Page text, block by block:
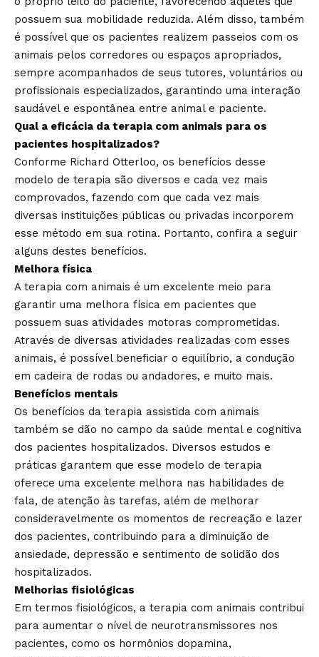
possuem sua mobilidade reduzida. Além disso, também
é possível que os pacientes realizem passeios com os
animais pelos corredores ou espaços apropriados,
sempre acompanhados de seus tutores, voluntários ou
profissionais especializados, garantindo uma interação
saudável e espontânea entre animal e paciente.
Qual a eficácia da terapia com animais para os
pacientes hospitalizados?
Conforme Richard Otterloo, os benefícios desse
modelo de terapia são diversos e cada vez mais
comprovados, fazendo com que cada vez mais
diversas instituições públicas ou privadas incorporem
esse método em sua rotina. Portanto, confira a seguir
alguns destes benefícios.
Melhora física
A terapia com animais é um excelente meio para
garantir uma melhora física em pacientes que
possuem suas atividades motoras comprometidas.
Através de diversas atividades realizadas com esses
animais, é possível beneficiar o equilíbrio, a condução
em cadeira de rodas ou andadores, e muito mais.
Benefícios mentais
Os benefícios da terapia assistida com animais
também se dão no campo da saúde mental e cognitiva
dos pacientes hospitalizados. Diversos estudos e
práticas garantem que esse modelo de terapia
oferece uma excelente melhora nas habilidades de
fala, de atenção às tarefas, além de melhorar
consideravelmente os momentos de recreação e lazer
dos pacientes, contribuindo para a diminuição de
ansiedade, depressão e sentimento de solidão dos
hospitalizados.
Melhorias fisiológicas
Em termos fisiológicos, a terapia com animais contribui
para aumentar o nível de neurotransmissores nos
pacientes, como os hormônios dopamina,